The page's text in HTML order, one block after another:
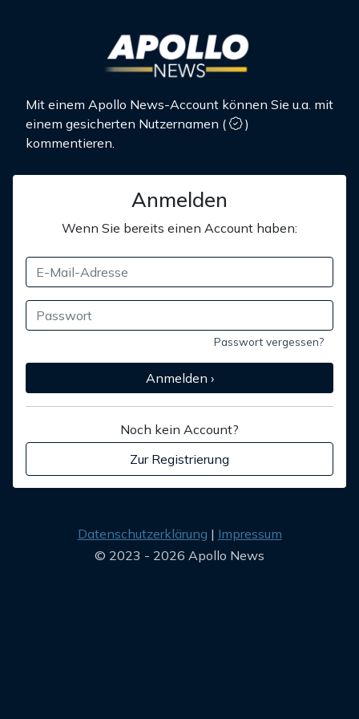
Mit einem Apollo News-Account können Sie u.a. mit
einem gesicherten Nutzernamen (
)
kommentieren.
Anmelden
Wenn Sie bereits einen Account haben:
Passwort vergessen?
Anmelden ›
Noch kein Account?
Zur Registrierung
Datenschutzerklärung
Impressum
© 2023 - 2026 Apollo News